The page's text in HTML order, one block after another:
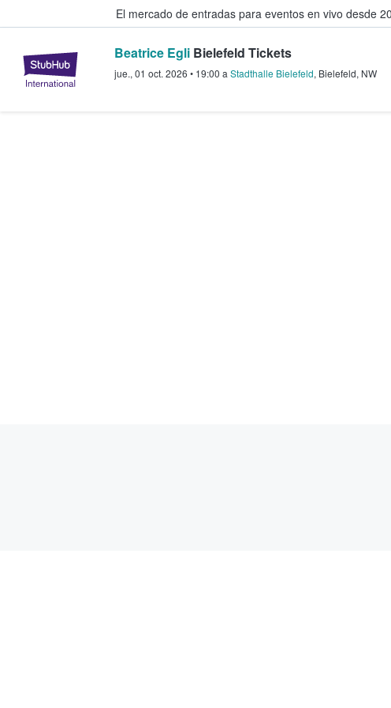
El mercado de entradas para eventos en vivo desde
StubHub: compra y venta de
Beatrice Egli Bielefeld Tickets
jue., 01 oct. 2026 • 19:00 a Stadthalle Bielefeld, Bielefeld, NW